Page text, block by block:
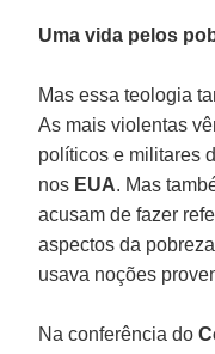
Uma vida pelos
Mas essa teologia
As mais violentas
políticos e militares
nos EUA. Mas
acusam de fazer
aspectos da
usava noções
Na conferência do